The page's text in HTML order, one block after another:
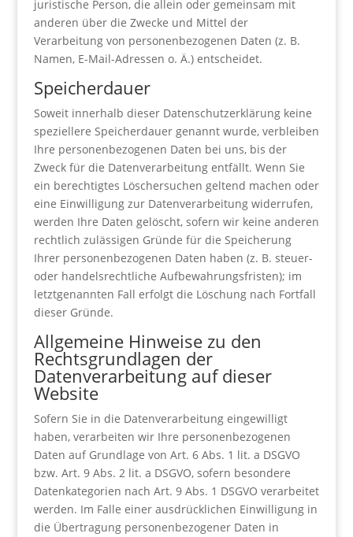
juristische Person, die allein oder gemeinsam mit
anderen über die Zwecke und Mittel der
Verarbeitung von personenbezogenen Daten (z. B.
Namen, E-Mail-Adressen o. Ä.) entscheidet.
Speicherdauer
Soweit innerhalb dieser Datenschutzerklärung keine
speziellere Speicherdauer genannt wurde, verbleiben
Ihre personenbezogenen Daten bei uns, bis der
Zweck für die Datenverarbeitung entfällt. Wenn Sie
ein berechtigtes Löschersuchen geltend machen oder
eine Einwilligung zur Datenverarbeitung widerrufen,
werden Ihre Daten gelöscht, sofern wir keine anderen
rechtlich zulässigen Gründe für die Speicherung
Ihrer personenbezogenen Daten haben (z. B. steuer-
oder handelsrechtliche Aufbewahrungsfristen); im
letztgenannten Fall erfolgt die Löschung nach Fortfall
dieser Gründe.
Allgemeine Hinweise zu den
Rechtsgrundlagen der
Datenverarbeitung auf dieser
Website
Sofern Sie in die Datenverarbeitung eingewilligt
haben, verarbeiten wir Ihre personenbezogenen
Daten auf Grundlage von Art. 6 Abs. 1 lit. a DSGVO
bzw. Art. 9 Abs. 2 lit. a DSGVO, sofern besondere
Datenkategorien nach Art. 9 Abs. 1 DSGVO verarbeitet
werden. Im Falle einer ausdrücklichen Einwilligung in
die Übertragung personenbezogener Daten in